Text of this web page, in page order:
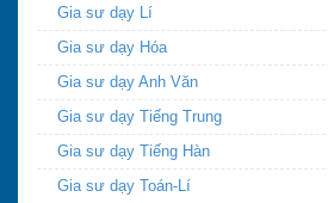
Gia sư dạy Lí
Gia sư dạy Hóa
Gia sư dạy Anh Văn
Gia sư dạy Tiếng Trung
Gia sư dạy Tiếng Hàn
Gia sư dạy Toán-Lí